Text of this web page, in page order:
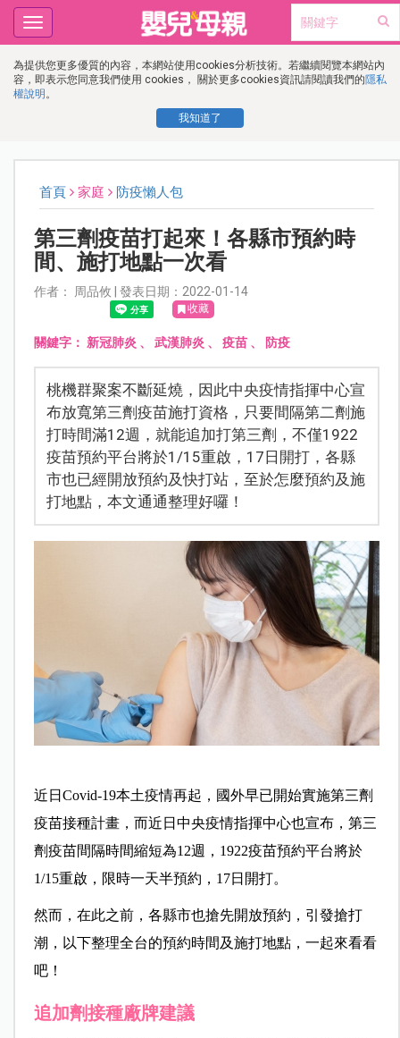
為提供您更多優質的內容，本網站使用cookies分析技術。若繼續閱覽本網站內
容，即表示您同意我們使用 cookies， 關於更多cookies資訊請閱讀我們的隱私
權說明 。
我知道了
Toggle
navigation
首頁 家庭 防疫懶人包
第三劑疫苗打起來！各縣市預約時
間、施打地點一次看
作者： 周品攸 | 發表日期：2022-01-14
收藏
關鍵字： 新冠肺炎 、 武漢肺炎 、 疫苗、 防疫
桃機群聚案不斷延燒，因此中央疫情指揮中心宣
布放寬第三劑疫苗施打資格，只要間隔第二劑施
打時間滿12週，就能追加打第三劑，不僅1922
疫苗預約平台將於1/15重啟，17日開打，各縣
市也已經開放預約及快打站，至於怎麼預約及施
打地點，本文通通整理好囉！
近日Covid-19本土疫情再起，國外早已開始實施第三劑
疫苗接種計畫，而近日中央疫情指揮中心也宣布，第三
劑疫苗間隔時間縮短為12週，1922疫苗預約平台將於
1/15重啟，限時一天半預約，17日開打。
然而，在此之前，各縣市也搶先開放預約，引發搶打
潮，以下整理全台的預約時間及施打地點，一起來看看
吧！
追加劑接種廠牌建議